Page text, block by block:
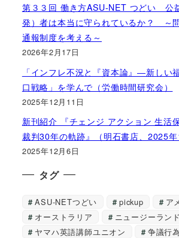
第３３回 働き方ASU-NET つどい 公
発）者は本当に守られているか？ ～
通報制度を考える～
2026年2月17日
「インフレ不況と『資本論』―新しい
口戦略」を学んで（労働時間研究会）
2025年12月11日
新刊紹介 『チェンジ アクション 生活
裁判30年の軌跡』（明石書店、2025年
2025年12月6日
タグ
ASU-NETつどい pickup
ア
オーストラリア
ニュージーランド
ヤマハ英語講師ユニオン
争議行為